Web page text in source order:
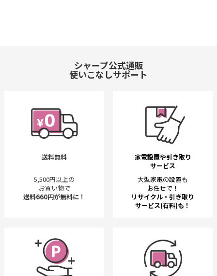
シャープ公式通販
使いこなしサポート
送料無料
5,500円以上の
お買い物で
送料660円が無料に！
家電設置や引き取り
サービス
大型家電の設置も
お任せで！
リサイクル・引き取り
サービス(有料)も！